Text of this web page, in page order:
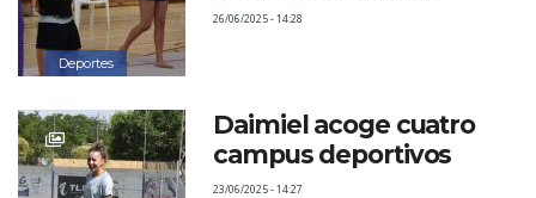
Deportes
26/06/2025 - 14:28
Daimiel acoge cuatro
campus deportivos
23/06/2025 - 14:27